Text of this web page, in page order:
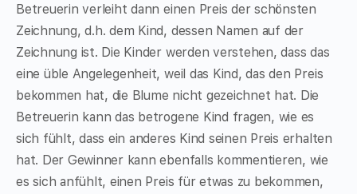
Betreuerin verleiht dann einen Preis der schönsten
Zeichnung, d.h. dem Kind, dessen Namen auf der
Zeichnung ist. Die Kinder werden verstehen, dass das
eine üble Angelegenheit, weil das Kind, das den Preis
bekommen hat, die Blume nicht gezeichnet hat. Die
Betreuerin kann das betrogene Kind fragen, wie es
sich fühlt, dass ein anderes Kind seinen Preis erhalten
hat. Der Gewinner kann ebenfalls kommentieren, wie
es sich anfühlt, einen Preis für etwas zu bekommen,